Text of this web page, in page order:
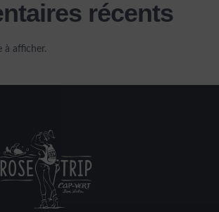
récents
à afficher.